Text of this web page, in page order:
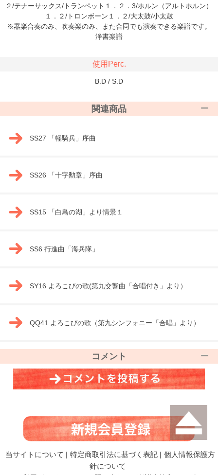
２/テナーサックス/トランペット１．２．3/ホルン（アルトホルン）
１．２/トロンボーン１．２/大太鼓/小太鼓
※器楽合奏のみ、吹奏楽のみ、また合同でも演奏できる楽譜です。
浄書楽譜
使用Perc.
B.D / S.D
関連商品
SS27 「軽騎兵」序曲
SS26 「十字勲章」序曲
SS15 「白鳥の湖」より情景１
SS6 行進曲「海兵隊」
SY16 よろこびの歌(第九交響曲「合唱付き」より）
QQ41 よろこびの歌（第九シンフォニー「合唱」より）
コメント
当サイトについて | 特定商取引法に基づく表記 | 個人情報保護方
針について